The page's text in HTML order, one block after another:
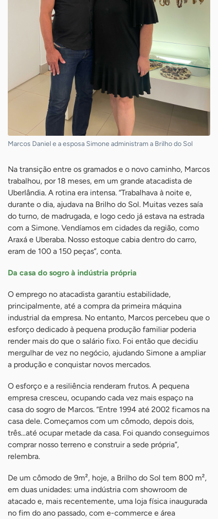
Marcos Daniel e a esposa Simone administram a Brilho do Sol
Na transição entre os gramados e o novo caminho, Marcos
trabalhou, por 18 meses, em um grande atacadista de
Uberlândia. A rotina era intensa. “Trabalhava à noite e,
durante o dia, ajudava na Brilho do Sol. Muitas vezes saía
do turno, de madrugada, e logo cedo já estava na estrada
com a Simone. Vendíamos em cidades da região, como
Araxá e Uberaba. Nosso estoque cabia dentro do carro,
eram de 100 a 150 peças”, conta.
Da casa do sogro à indústria própria
O emprego no atacadista garantiu estabilidade,
principalmente, até a compra da primeira máquina
industrial da empresa. No entanto, Marcos percebeu que o
esforço dedicado à pequena produção familiar poderia
render mais do que o salário fixo. Foi então que decidiu
mergulhar de vez no negócio, ajudando Simone a ampliar
a produção e conquistar novos mercados.
O esforço e a resiliência renderam frutos. A pequena
empresa cresceu, ocupando cada vez mais espaço na
casa do sogro de Marcos. “Entre 1994 até 2002 ficamos na
casa dele. Começamos com um cômodo, depois dois,
três…até ocupar metade da casa. Foi quando conseguimos
comprar nosso terreno e construir a sede própria”,
relembra.
De um cômodo de 9m², hoje, a Brilho do Sol tem 800 m²,
em duas unidades: uma indústria com showroom de
atacado e, mais recentemente, uma loja física inaugurada
no fim do ano passado, com e-commerce e área